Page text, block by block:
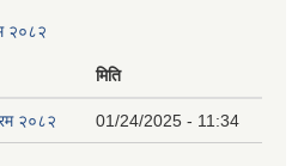
२०८२
मिति
२०८२ 01/24/2025 - 11:34